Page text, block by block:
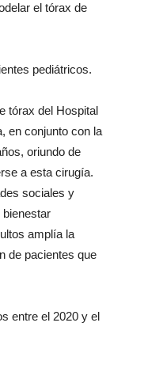
el tórax de
pediátricos.
tórax del Hospital
en conjunto con la
oriundo de
a esta cirugía.
sociales y
amplía la
de pacientes que
entre el 2020 y el